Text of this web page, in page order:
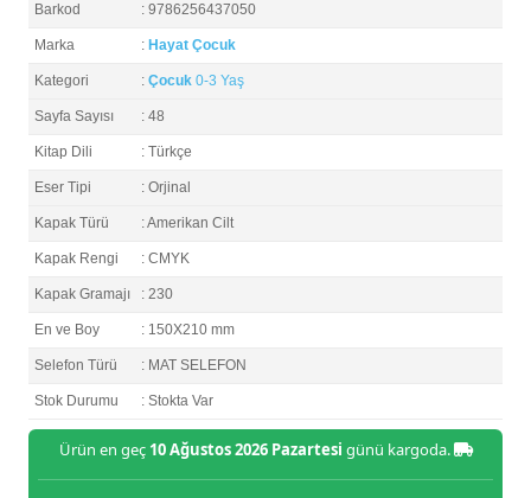
Barkod : 9786256437050
Marka : Hayat Çocuk
Kategori : Çocuk 0-3 Yaş
Sayfa Sayısı : 48
Kitap Dili : Türkçe
Eser Tipi : Orjinal
Kapak Türü : Amerikan Cilt
Kapak Rengi : CMYK
Kapak Gramajı : 230
En ve Boy : 150X210 mm
Selefon Türü : MAT SELEFON
Stok Durumu : Stokta Var
Ürün en geç 10 Ağustos 2026 Pazartesi günü kargoda.